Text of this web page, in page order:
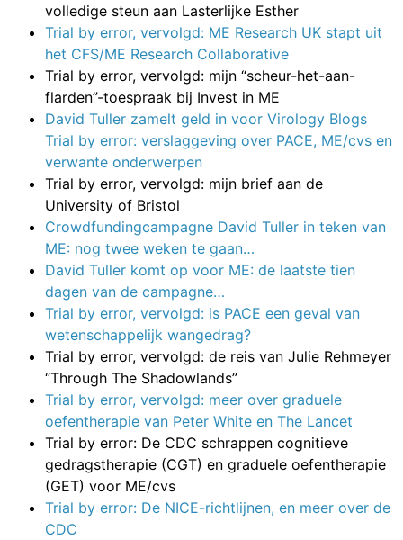
volledige steun aan Lasterlijke Esther
Trial by error, vervolgd: ME Research UK stapt uit
het CFS/ME Research Collaborative
Trial by error, vervolgd: mijn “scheur-het-aan-
flarden”-toespraak bij Invest in ME
David Tuller zamelt geld in voor Virology Blogs
Trial by error: verslaggeving over PACE, ME/cvs en
verwante onderwerpen
Trial by error, vervolgd: mijn brief aan de
University of Bristol
Crowdfundingcampagne David Tuller in teken van
ME: nog twee weken te gaan…
David Tuller komt op voor ME: de laatste tien
dagen van de campagne…
Trial by error, vervolgd: is PACE een geval van
wetenschappelijk wangedrag?
Trial by error, vervolgd: de reis van Julie Rehmeyer
“Through The Shadowlands”
Trial by error, vervolgd: meer over graduele
oefentherapie van Peter White en The Lancet
Trial by error: De CDC schrappen cognitieve
gedragstherapie (CGT) en graduele oefentherapie
(GET) voor ME/cvs
Trial by error: De NICE-richtlijnen, en meer over de
CDC